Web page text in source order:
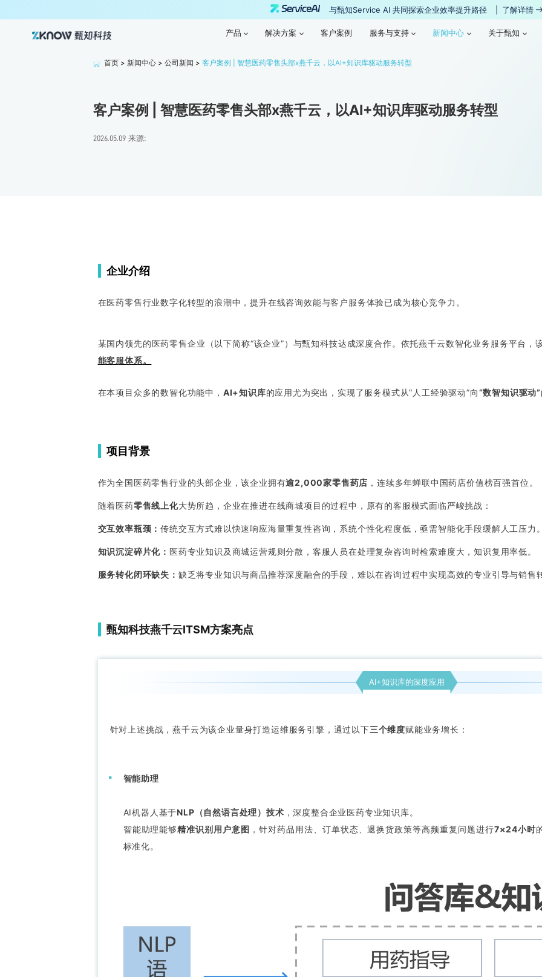
与甄知Service AI 共同探索企业效率提升路径 了解详情
产品
产品
解决方案
解决方案
客户案例
客户案例
服务与支持
服务与支持
新闻中心
新闻中心
关于甄知
首页 >新闻中心 >公司新闻 > 客户案例 | 智慧医药零售头部x燕千云，以AI+知识库驱动服务转型
客户案例 | 智慧医药零售头部x燕千云，以AI+知识库驱动服务转型
2026.05.09 来源:
企业介绍
在医药零售行业数字化转型的浪潮中，提升在线咨询效能与客户服务体验已成为核心竞争力。
某国内领先的医药零售企业（以下简称“该企业”）与甄知科技达成深度合作。依托燕千云数智化业务服务平台，
能客服体系。
在本项目众多的数智化功能中， AI+知识库的应用尤为突出，实现了服务模式从“人工经验驱动”向“数智知识驱动”
项目背景
作为全国医药零售行业的头部企业，该企业拥有逾2,000家零售药店 ，连续多年蝉联中国药店价值榜百强首位。
随着医药零售线上化大势所趋，企业在推进在线商城项目的过程中，原有的客服模式面临严峻挑战：
交互效率瓶颈：传统交互方式难以快速响应海量重复性咨询，系统个性化程度低，亟需智能化手段缓解人工压力
知识沉淀碎片化： 医药专业知识及商城运营规则分散，客服人员在处理复杂咨询时检索难度大，知识复用率低。
服务转化闭环缺失： 缺乏将专业知识与商品推荐深度融合的手段，难以在咨询过程中实现高效的专业引导与销售
甄知科技燕千云ITSM方案亮点
AI+知识库的深度应用
针对上述挑战，燕千云为该企业量身打造运维服务引擎，通过以下三个维度赋能业务增长：
智能助理
AI机器人基于NLP（自然语言处理）技术 ，深度整合企业医药专业知识库。
智能助理能够精准识别用户意图 ，针对药品用法、订单状态、退换货政策等高频重复问题进行7×24小时
标准化。